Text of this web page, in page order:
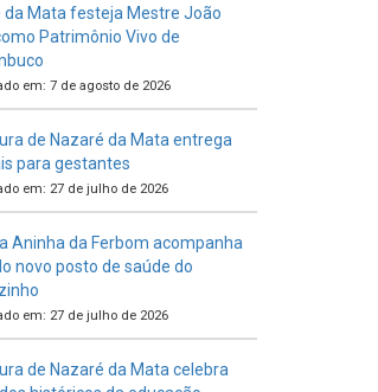
da Mata festeja Mestre João
Patrimônio Vivo de
em: 7 de agosto de 2026
de Nazaré da Mata entrega
para gestantes
em: 27 de julho de 2026
Aninha da Ferbom acompanha
novo posto de saúde do
em: 27 de julho de 2026
de Nazaré da Mata celebra